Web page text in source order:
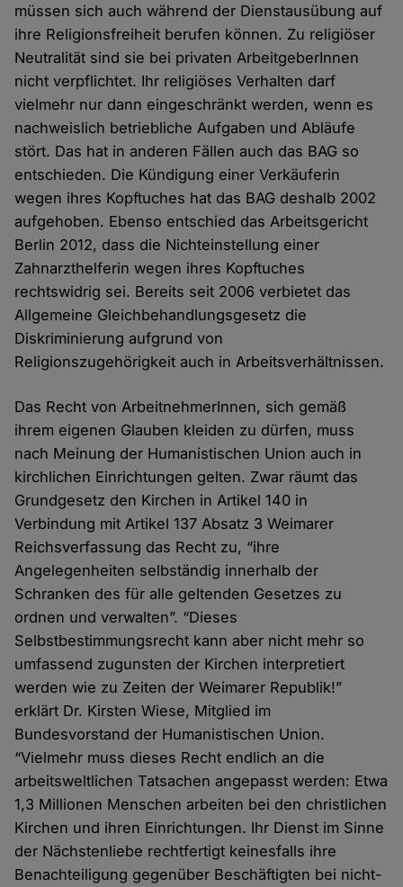
müssen sich auch während der Dienstausübung auf
ihre Religionsfreiheit berufen können. Zu religiöser
Neutralität sind sie bei privaten ArbeitgeberInnen
nicht verpflichtet. Ihr religiöses Verhalten darf
vielmehr nur dann eingeschränkt werden, wenn es
nachweislich betriebliche Aufgaben und Abläufe
stört. Das hat in anderen Fällen auch das BAG so
entschieden. Die Kündigung einer Verkäuferin
wegen ihres Kopftuches hat das BAG deshalb 2002
aufgehoben. Ebenso entschied das Arbeitsgericht
Berlin 2012, dass die Nichteinstellung einer
Zahnarzthelferin wegen ihres Kopftuches
rechtswidrig sei. Bereits seit 2006 verbietet das
Allgemeine Gleichbehandlungsgesetz die
Diskriminierung aufgrund von
Religionszugehörigkeit auch in Arbeitsverhältnissen.
Das Recht von ArbeitnehmerInnen, sich gemäß
ihrem eigenen Glauben kleiden zu dürfen, muss
nach Meinung der Humanistischen Union auch in
kirchlichen Einrichtungen gelten. Zwar räumt das
Grundgesetz den Kirchen in Artikel 140 in
Verbindung mit Artikel 137 Absatz 3 Weimarer
Reichsverfassung das Recht zu, “ihre
Angelegenheiten selbständig innerhalb der
Schranken des für alle geltenden Gesetzes zu
ordnen und verwalten”. “Dieses
Selbstbestimmungsrecht kann aber nicht mehr so
umfassend zugunsten der Kirchen interpretiert
werden wie zu Zeiten der Weimarer Republik!”
erklärt Dr. Kirsten Wiese, Mitglied im
Bundesvorstand der Humanistischen Union.
“Vielmehr muss dieses Recht endlich an die
arbeitsweltlichen Tatsachen angepasst werden: Etwa
1,3 Millionen Menschen arbeiten bei den christlichen
Kirchen und ihren Einrichtungen. Ihr Dienst im Sinne
der Nächstenliebe rechtfertigt keinesfalls ihre
Benachteiligung gegenüber Beschäftigten bei nicht-